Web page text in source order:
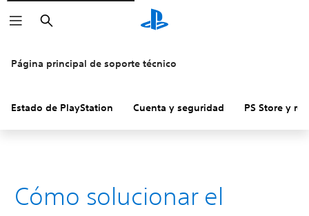
Buscar
Página principal de soporte técnico
Estado de PlayStation Cuenta y seguridad PS Store y
Cómo solucionar el